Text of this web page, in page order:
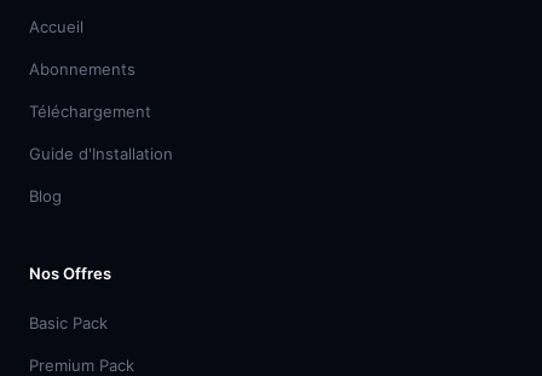
Accueil
Abonnements
Téléchargement
Guide d'Installation
Blog
Nos Offres
Basic Pack
Premium Pack